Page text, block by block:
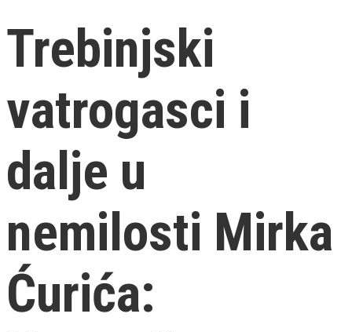
Trebinjski
vatrogasci i
dalje u
nemilosti Mirka
Ćurića: